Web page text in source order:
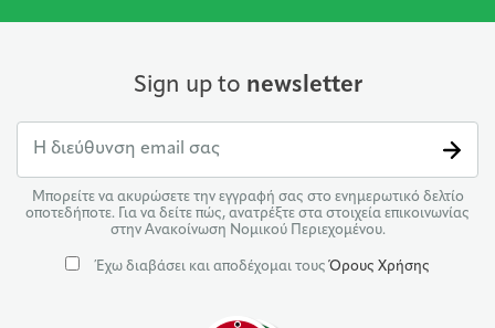
Sign up to newsletter
Μπορείτε να ακυρώσετε την εγγραφή σας στο ενημερωτικό δελτίο
οποτεδήποτε. Για να δείτε πώς, ανατρέξτε στα στοιχεία επικοινωνίας
στην Ανακοίνωση Νομικού Περιεχομένου.
Έχω διαβάσει και αποδέχομαι τουςΌρους Χρήσης